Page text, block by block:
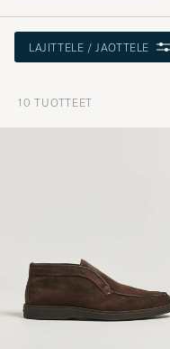
LAJITTELE / JAOTTELE
10 TUOTTEET